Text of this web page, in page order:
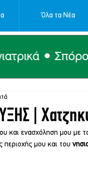
Όλα τα Νέα
|
και ενασχόληση μου με
περιοχής μου και του